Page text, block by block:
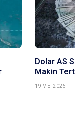
Dolar AS
Makin
19 MEI 2026